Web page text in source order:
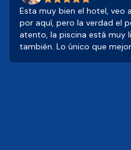
Esta muy bien el hotel, veo
por aquí, pero la verdad el
atento, la piscina está muy
también. Lo único que